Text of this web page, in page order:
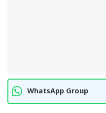
WhatsApp Group